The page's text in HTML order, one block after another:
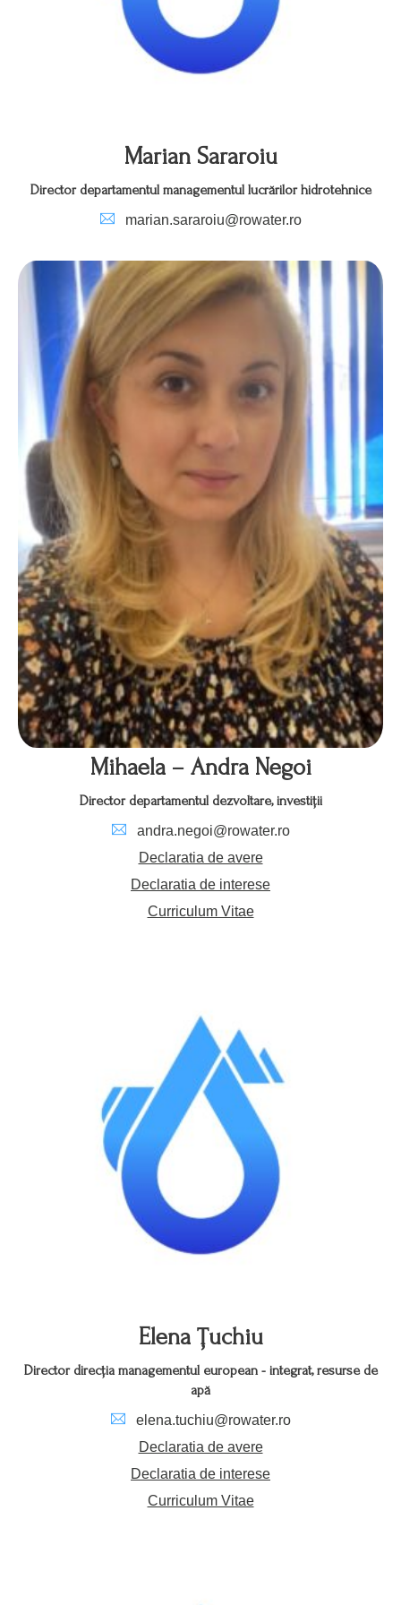
Marian Sararoiu
Director departamentul managementul lucrărilor hidrotehnice
marian.sararoiu@rowater.ro
Mihaela – Andra Negoi
Director departamentul dezvoltare, investiţii
andra.negoi@rowater.ro
Declaratia de avere
Declaratia de interese
Curriculum Vitae
Elena Ţuchiu
Director direcția managementul european - integrat, resurse de
apă
elena.tuchiu@rowater.ro
Declaratia de avere
Declaratia de interese
Curriculum Vitae